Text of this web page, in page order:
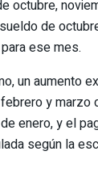
octubre,
de
ese mes.
un aumento
y marzo
enero, y el
según la